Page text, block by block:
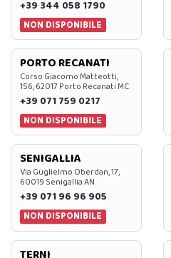
+39 344 058 1790
NON DISPONIBILE
PORTO RECANATI
Corso Giacomo Matteotti,
156, 62017 Porto Recanati MC
+39 071 759 0217
NON DISPONIBILE
SENIGALLIA
Via Guglielmo Oberdan, 17,
60019 Senigallia AN
+39 071 96 96 905
NON DISPONIBILE